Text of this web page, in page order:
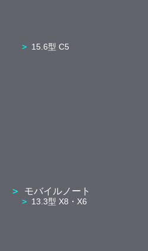
15.6型 C5
モバイルノート
13.3型 X8・X6